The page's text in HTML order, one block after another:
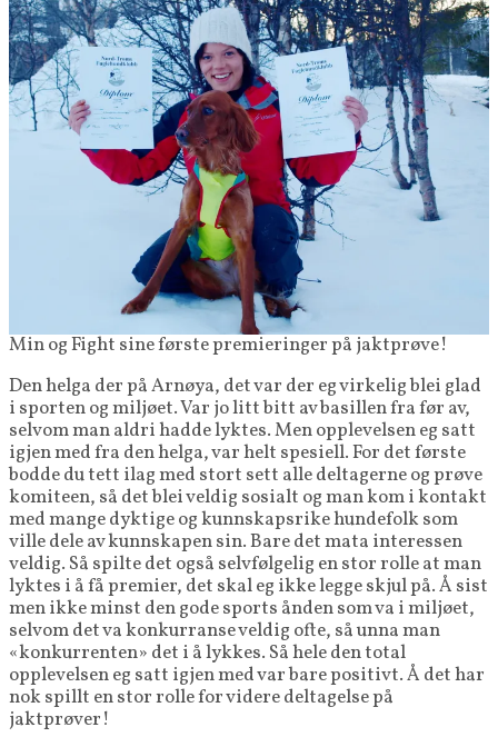
Min og Fight sine første premieringer på jaktprøve!
Den helga der på Arnøya, det var der eg virkelig blei glad
i sporten og miljøet. Var jo litt bitt av basillen fra før av,
selvom man aldri hadde lyktes. Men opplevelsen eg satt
igjen med fra den helga, var helt spesiell. For det første
bodde du tett ilag med stort sett alle deltagerne og prøve
komiteen, så det blei veldig sosialt og man kom i kontakt
med mange dyktige og kunnskapsrike hundefolk som
ville dele av kunnskapen sin. Bare det mata interessen
veldig. Så spilte det også selvfølgelig en stor rolle at man
lyktes i å få premier, det skal eg ikke legge skjul på. Å sist
men ikke minst den gode sports ånden som va i miljøet,
selvom det va konkurranse veldig ofte, så unna man
«konkurrenten» det i å lykkes. Så hele den total
opplevelsen eg satt igjen med var bare positivt. Å det har
nok spillt en stor rolle for videre deltagelse på
jaktprøver!